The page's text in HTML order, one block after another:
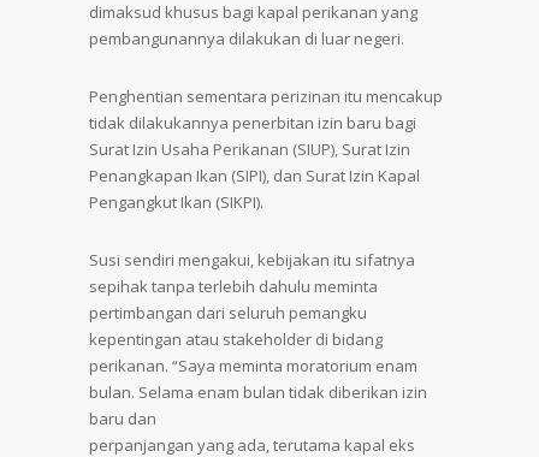
dimaksud khusus bagi kapal perikanan yang
pembangunannya dilakukan di luar negeri.
Penghentian sementara perizinan itu mencakup
tidak dilakukannya penerbitan izin baru bagi
Surat Izin Usaha Perikanan (SIUP), Surat Izin
Penangkapan Ikan (SIPI), dan Surat Izin Kapal
Pengangkut Ikan (SIKPI).
Susi sendiri mengakui, kebijakan itu sifatnya
sepihak tanpa terlebih dahulu meminta
pertimbangan dari seluruh pemangku
kepentingan atau stakeholder di bidang
perikanan. “Saya meminta moratorium enam
bulan. Selama enam bulan tidak diberikan izin
baru dan
perpanjangan yang ada, terutama kapal eks